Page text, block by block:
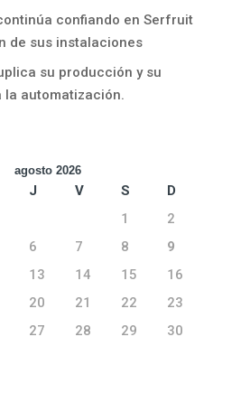
confiando en Serfruit
de sus instalaciones
su producción y su
automatización.
agosto 2026
J V S
D
1
2
6 7 8
9
13 14 15
16
20 21 22
23
27 28 29
30